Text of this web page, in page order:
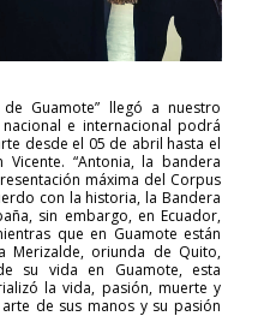
Guamote” llegó a nuestro
e internacional podrá
desde el 05 de abril hasta el
“Antonia, la bandera
máxima del Corpus
con la historia, la Bandera
sin embargo, en Ecuador,
que en Guamote están
Merizalde, oriunda de Quito,
su vida en Guamote, esta
la vida, pasión, muerte y
de sus manos y su pasión